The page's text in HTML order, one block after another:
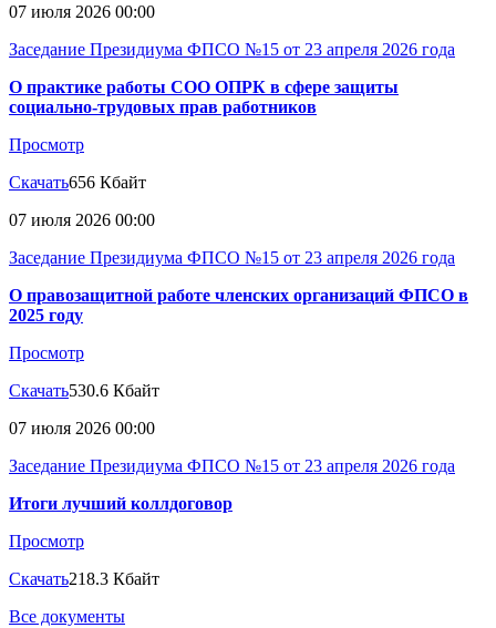
07 июля 2026 00:00
Заседание Президиума ФПСО №15 от 23 апреля 2026 года
О практике работы СОО ОПРК в сфере защиты
социально-трудовых прав работников
Просмотр
Скачать656 Кбайт
07 июля 2026 00:00
Заседание Президиума ФПСО №15 от 23 апреля 2026 года
О правозащитной работе членских организаций ФПСО в
2025 году
Просмотр
Скачать530.6 Кбайт
07 июля 2026 00:00
Заседание Президиума ФПСО №15 от 23 апреля 2026 года
Итоги лучший коллдоговор
Просмотр
Скачать218.3 Кбайт
Все документы